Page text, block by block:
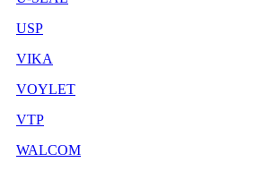
USP
VIKA
VOYLET
VTP
WALCOM